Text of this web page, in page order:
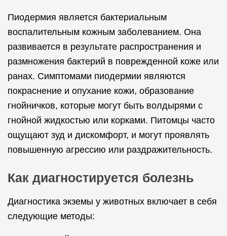
Пиодермия является бактериальным
воспалительным кожным заболеванием. Она
развивается в результате распространения и
размножения бактерий в поврежденной коже или
ранах. Симптомами пиодермии являются
покраснение и опухание кожи, образование
гнойничков, которые могут быть волдырями с
гнойной жидкостью или корками. Питомцы часто
ощущают зуд и дискомфорт, и могут проявлять
повышенную агрессию или раздражительность.
Как диагностируется болезнь
Диагностика экземы у животных включает в себя
следующие методы: